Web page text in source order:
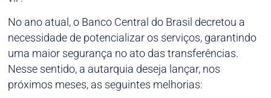
No ano atual, o Banco Central do Brasil decretou a
necessidade de potencializar os serviços, garantindo
uma maior segurança no ato das transferências.
Nesse sentido, a autarquia deseja lançar, nos
próximos meses, as seguintes melhorias: